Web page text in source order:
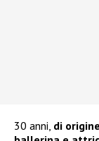
30 anni, di